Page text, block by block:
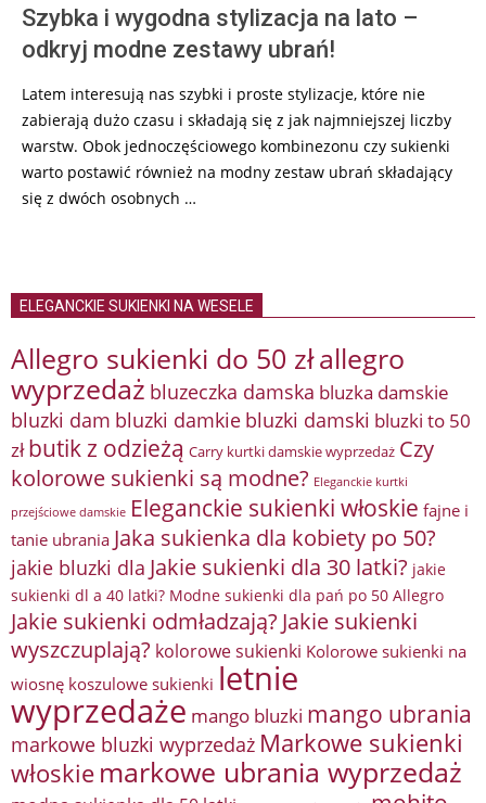
Szybka i wygodna stylizacja na lato –
odkryj modne zestawy ubrań!
Latem interesują nas szybki i proste stylizacje, które nie
zabierają dużo czasu i składają się z jak najmniejszej liczby
warstw. Obok jednoczęściowego kombinezonu czy sukienki
warto postawić również na modny zestaw ubrań składający
się z dwóch osobnych …
ELEGANCKIE SUKIENKI NA WESELE
Allegro sukienki do 50 złallegro
wyprzedaż bluzeczka damska bluzka damskie
bluzki dam bluzki damkie bluzki damski bluzki to 50
zł butik z odzieżą Carry kurtki damskie wyprzedaż Czy
kolorowe sukienki są modne? Eleganckie kurtki
przejściowe damskie Eleganckie sukienki włoskie fajne i
tanie ubrania Jaka sukienka dla kobiety po 50?
jakie bluzki dla Jakie sukienki dla 30 latki? jakie
sukienki dl a 40 latki? Modne sukienki dla pań po 50 Allegro
Jakie sukienki odmładzają? Jakie sukienki
wyszczuplają? kolorowe sukienki Kolorowe sukienki na
wiosnę koszulowe sukienki letnie
wyprzedaże mango bluzki mango ubrania
markowe bluzki wyprzedaż Markowe sukienki
włoskie markowe ubrania wyprzedaż